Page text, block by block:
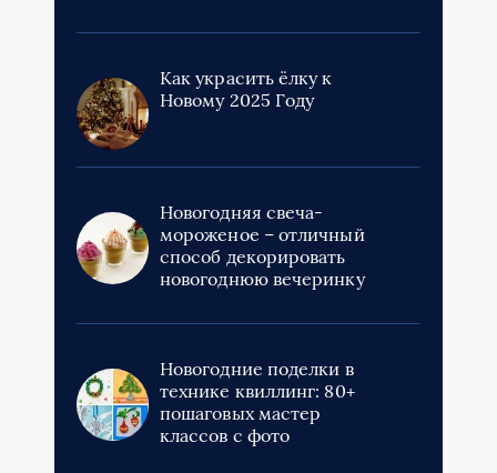
Как украсить ёлку к
Новому 2025 Году
Новогодняя свеча-
мороженое – отличный
способ декорировать
новогоднюю вечеринку
Новогодние поделки в
технике квиллинг: 80+
пошаговых мастер
классов с фото